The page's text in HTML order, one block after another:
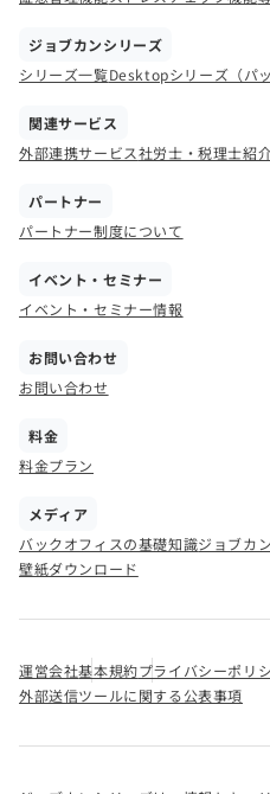
ジョブカンシリーズ
シリーズ一覧Desktopシリーズ（パ
関連サービス
外部連携サービス社労士・税理士紹
パートナー
パートナー制度について
イベント・セミナー
イベント・セミナー情報
お問い合わせ
お問い合わせ
料金
料金プラン
メディア
バックオフィスの基礎知識ジョブカ
壁紙ダウンロード
運営会社基本規約プライバシーポリ
外部送信ツールに関する公表事項